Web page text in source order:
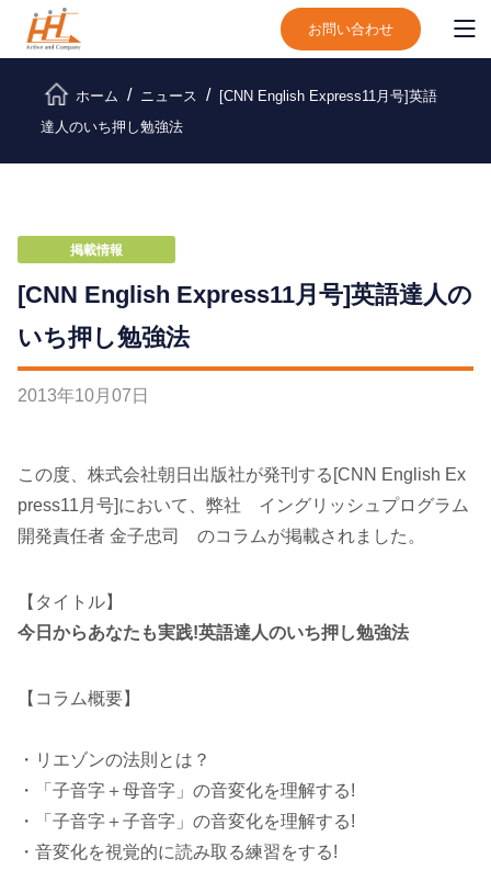
お問い合わせ
ホーム ニュース
[CNN English Express11月号]英語
達人のいち押し勉強法
掲載情報
[CNN English Express11月号]英語達人の
いち押し勉強法
2013年10月 07 日
この度、株式会社朝日出版社が発刊する[CNN English Ex
press11月号]において、弊社 イングリッシュプログラム
開発責任者 金子忠司 のコラムが掲載されました。
【タイトル】
今日からあなたも実践!英語達人のいち押し勉強法
【コラム概要】
・リエゾンの法則とは？
・「子音字＋母音字」の音変化を理解する!
・「子音字＋子音字」の音変化を理解する!
・音変化を視覚的に読み取る練習をする!